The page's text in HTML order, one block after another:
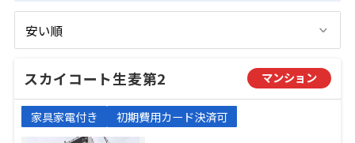
スカイコート生麦第2 マンション
家具家電付き 初期費用カード決済可